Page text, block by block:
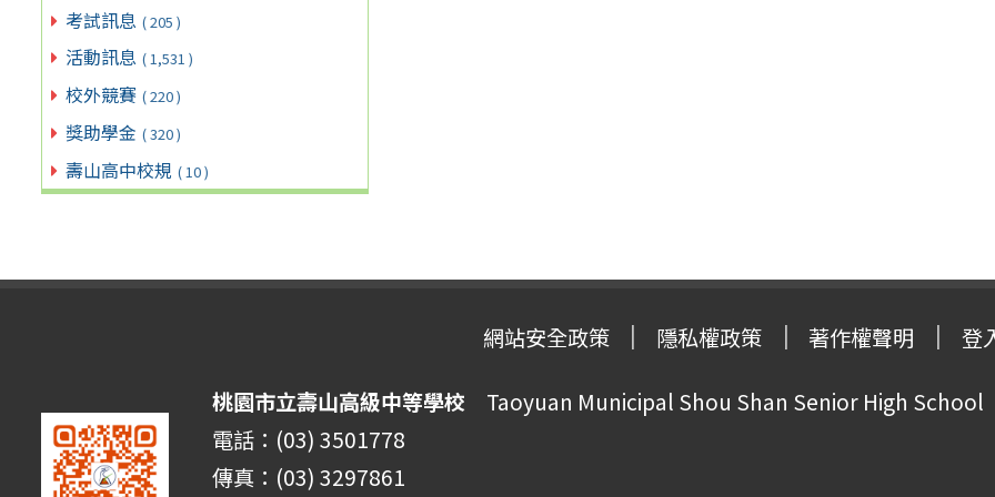
考試訊息 ( 205 )
活動訊息 ( 1,531 )
校外競賽 ( 220 )
獎助學金 ( 320 )
壽山高中校規 ( 10 )
網站安全政策 隱私權政策 著作權聲明 登
桃園市立壽山高級中等學校 Taoyuan Municipal Shou Shan Senior High School
電話：(03) 3501778
傳真：(03) 3297861